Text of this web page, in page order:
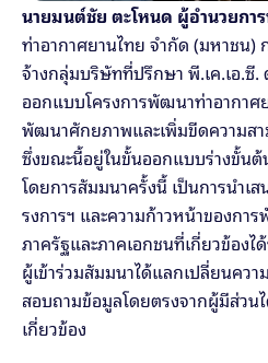
นายมนต์ชัย ตะโหนด ผู้อำนวยกา
ท่าอากาศยานไทย จำกัด (มหาชน)
จ้างกลุ่มบริษัทที่ปรึกษา พี.เค.เอ.ซี.
ออกแบบโครงการพัฒนาท่าอากาศ
พัฒนาศักยภาพและเพิ่มขีดความสา
ซึ่งขณะนี้อยู่ในขั้นออกแบบร่างขั้น
โดยการสัมมนาครั้งนี้ เป็นการนำเ
รงการฯ และความก้าวหน้าของกา
ภาครัฐและภาคเอกชนที่เกี่ยวข้องไ
ผู้เข้าร่วมสัมมนาได้แลกเปลี่ยนคว
สอบถามข้อมูลโดยตรงจากผู้มีส่วน
เกี่ยวข้อง